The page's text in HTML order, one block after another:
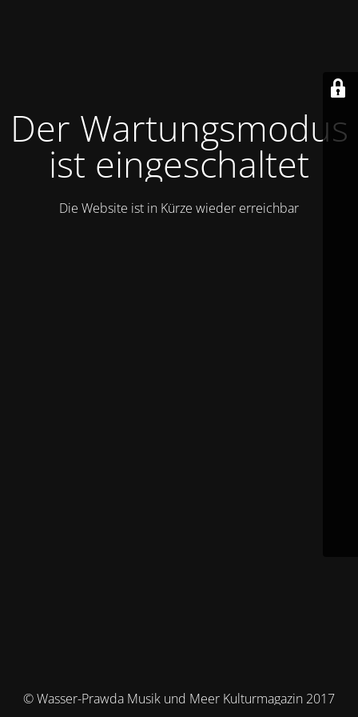
Der Wartungsmodus
ist eingeschaltet
Die Website ist in Kürze wieder erreichbar
© Wasser-Prawda Musik und Meer Kulturmagazin 2017